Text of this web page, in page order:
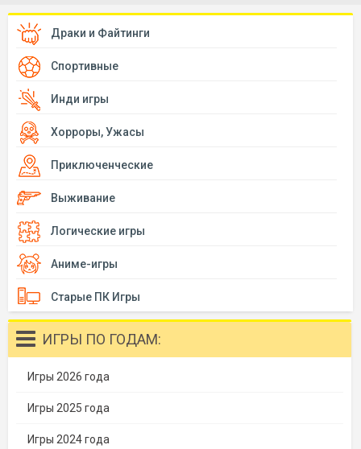
Драки и Файтинги
Спортивные
Инди игры
Хорроры, Ужасы
Приключенческие
Выживание
Логические игры
Аниме-игры
Старые ПК Игры
ИГРЫ ПО ГОДАМ:
Игры 2026 года
Игры 2025 года
Игры 2024 года